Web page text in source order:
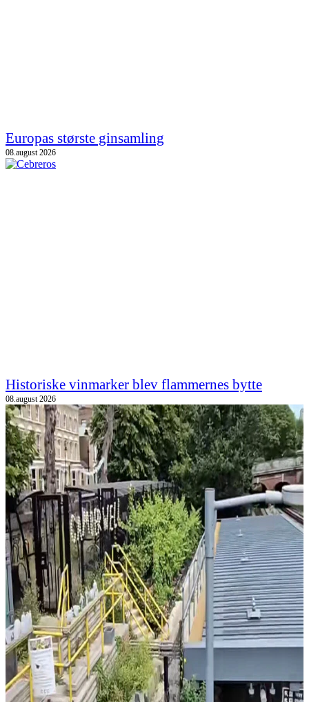
Europas største ginsamling
08.august 2026
Historiske vinmarker blev flammernes bytte
08.august 2026